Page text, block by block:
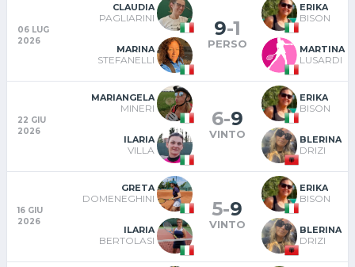
06 LUG
2026
CLAUDIA
PAGLIARINI
MARINA
STEFANELLI
9-1
PERSO
ERIKA
BISON
MARTINA
LUSARDI
22 GIU
2026
MARIANGELA
MINERI
ILARIA
VILLA
6-9
VINTO
ERIKA
BISON
BLERINA
DRIZI
16 GIU
2026
GRETA
DOMENEGHINI
ILARIA
BERTOLASI
5-9
VINTO
ERIKA
BISON
BLERINA
DRIZI